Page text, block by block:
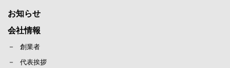
お知らせ
会社情報
創業者
代表挨拶